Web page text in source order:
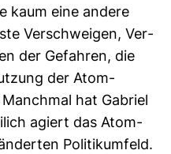
kaum eine andere
Ver­schweigen, Ver­
der Gefahren, die
der Atom­
hat Gabriel
agiert das Atom­
Poli­tik­um­feld.